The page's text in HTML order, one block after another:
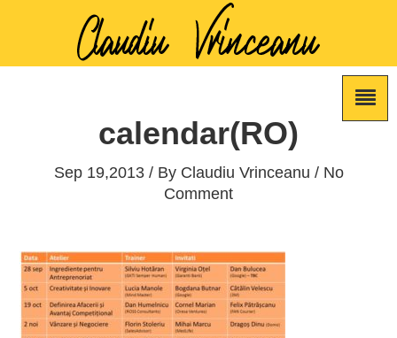
calendar(RO)
Sep 19,2013 / By Claudiu Vrinceanu / No
Comment